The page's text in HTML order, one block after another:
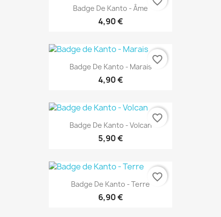
Badge De Kanto - Âme
4,90 €
Badge De Kanto - Marais
4,90 €
favorite_border
Badge De Kanto - Volcan
5,90 €
favorite_border
Badge De Kanto - Terre
6,90 €
favorite_border